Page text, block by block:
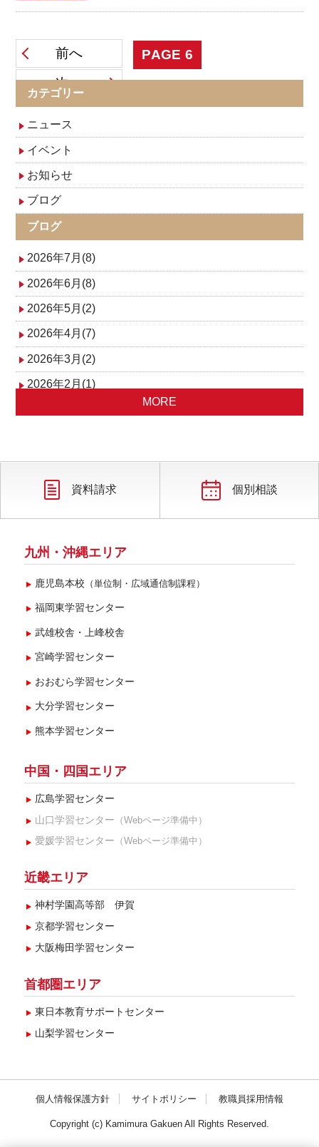
投
稿
ナ
ビ
ゲ
ー
シ
ョ
ン
前へ PAGE 6
次へ
カテゴリー
ニュース
イベント
お知らせ
ブログ
ブログ
2026年7月(8)
2026年6月(8)
2026年5月(2)
2026年4月(7)
2026年3月(2)
2026年2月(1)
2025年10月(3)
2025年9月(1)
2025年6月(1)
2025年4月(1)
2025年3月(2)
2025年2月(1)
2024年12月(3)
2024年10月(3)
2024年9月(5)
2024年8月(3)
2024年7月(1)
2024年6月(2)
2024年5月(5)
2024年4月(5)
2023年11月(5)
2023年10月(4)
MORE
資料請求 個別相談
九州・沖縄エリア
鹿児島本校 （単位制・広域通信制課程）
福岡東学習センター
武雄校舎・上峰校舎
宮崎学習センター
おおむら学習センター
大分学習センター
熊本学習センター
中国・四国エリア
広島学習センター
山口学習センター （Webページ準備中）
愛媛学習センター （Webページ準備中）
近畿エリア
神村学園高等部 伊賀
京都学習センター
大阪梅田学習センター
首都圏エリア
東日本教育サポートセンター
山梨学習センター
個人情報保護方針 サイトポリシー 教職員採用情報
Copyright (c) Kamimura Gakuen All Rights Reserved.